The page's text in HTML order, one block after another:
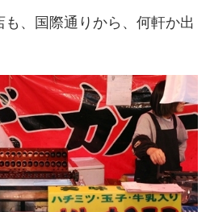
、国際通りから、何軒か出